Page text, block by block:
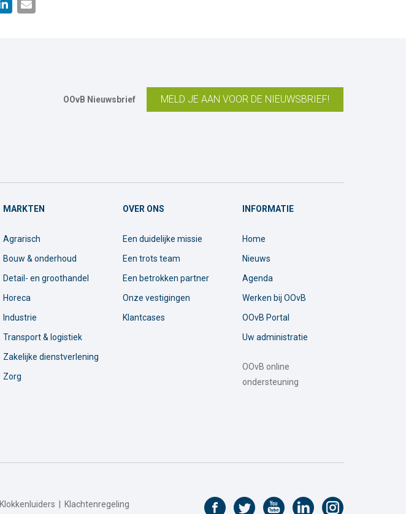
OOvB Nieuwsbrief MELD JE AAN VOOR DE NIEUWSBRIEF!
MARKTEN
Agrarisch
Bouw & onderhoud
Detail- en groothandel
Horeca
Industrie
Transport & logistiek
Zakelijke dienstverlening
Zorg
OVER ONS
Een duidelijke missie
Een trots team
Een betrokken partner
Onze vestigingen
Klantcases
INFORMATIE
Home
Nieuws
Agenda
Werken bij OOvB
OOvB Portal
Uw administratie
OOvB online
ondersteuning
Klokkenluiders Klachtenregeling